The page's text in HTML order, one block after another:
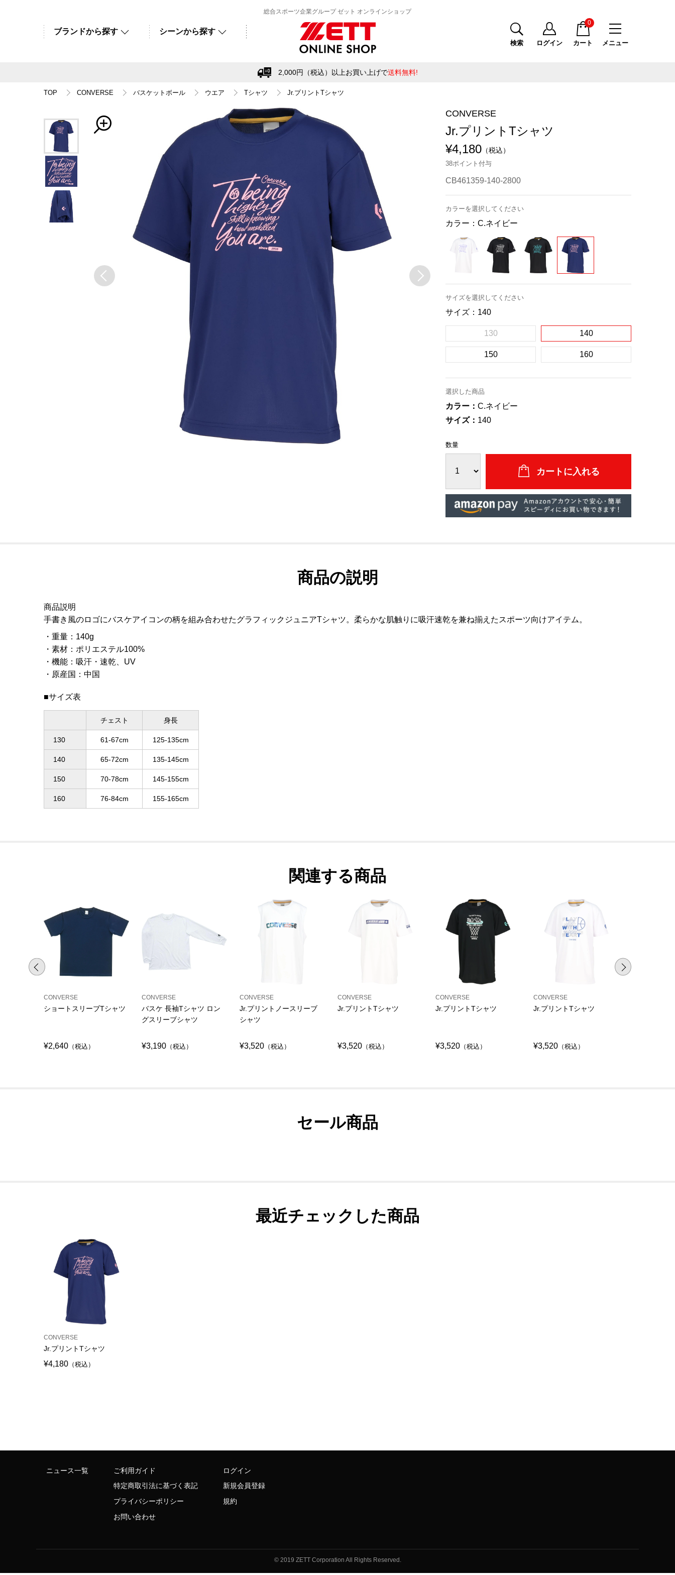
総合スポーツ企業グループ ゼット オンラインショップ
ブランドから探す シーンから探す
メニュー
検索 ログイン カート
0
2,000円（税込）以上お買い上げで送料無料!
TOP CONVERSE バスケットボール ウエア Tシャツ Jr.プリントTシャツ
CONVERSE
Jr.プリントTシャツ
¥4,180 （税込）
38ポイント付与
CB461359-140-2800
カラーを選択してください
カラー： C.ネイビー
サイズを選択してください
サイズ： 140
130 140
150 160
選択した商品
カラー： C.ネイビー
サイズ： 140
数量
商品の説明
商品説明
手書き風のロゴにバスケアイコンの柄を組み合わせたグラフィックジュニアTシャツ。柔らかな肌触りに吸汗速乾を兼ね揃えたスポーツ向けアイテム。
重量 ： 140g
素材 ： ポリエステル100%
機能 ： 吸汗・速乾、UV
原産国 ： 中国
■サイズ表
チェスト 身長
130 61-67cm 125-135cm
140 65-72cm 135-145cm
150 70-78cm 145-155cm
160 76-84cm 155-165cm
関連する商品
CONVERSE
ショートスリーブTシャツ
¥2,640 （税込）
CONVERSE
バスケ 長袖Tシャツ ロン
グスリーブシャツ
¥3,190 （税込）
CONVERSE
Jr.プリントノースリーブ
シャツ
¥3,520 （税込）
CONVERSE
Jr.プリントTシャツ
¥3,520 （税込）
CONVERSE
Jr.プリントTシャツ
¥3,520 （税込）
CONVERSE
Jr.プリントTシャツ
¥3,520 （税込）
セール商品
最近チェックした商品
CONVERSE
Jr.プリントTシャツ
¥4,180 （税込）
ニュース一覧
ご利用ガイド
特定商取引法に基づく表記
プライバシーポリシー
お問い合わせ
ログイン
新規会員登録
規約
© 2019 ZETT Corporation All Rights Reserved.